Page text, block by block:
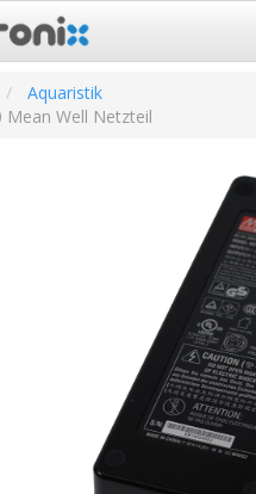
Aquaristik
Mean Well Netzteil